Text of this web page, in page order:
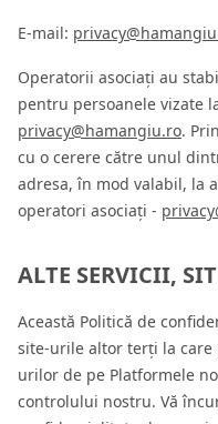
E-mail:
Operatorii asociați au
pentru persoanele vizate
privacy@hamangiu.ro.
cu o cerere către unul
adresa, în mod valabil, la
operatori asociați -
ALTE SERVICII,
Această Politică de
site-urile altor terți la
urilor de pe Platformele
controlului nostru. Vă